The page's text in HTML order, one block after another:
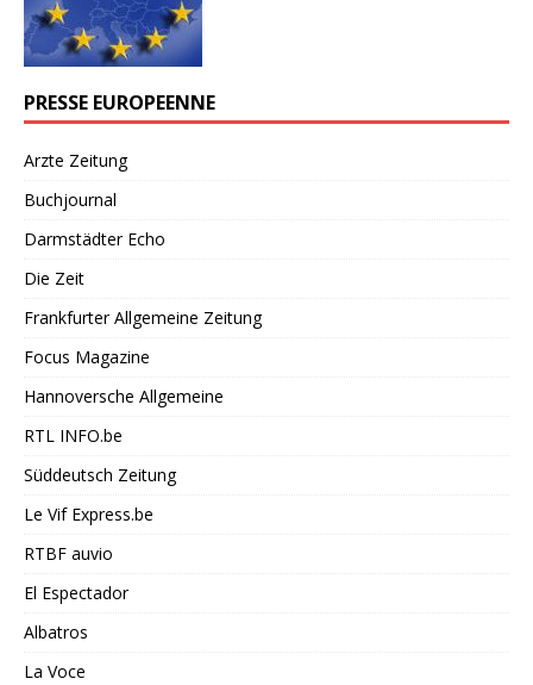
PRESSE EUROPEENNE
Arzte Zeitung
Buchjournal
Darmstädter Echo
Die Zeit
Frankfurter Allgemeine Zeitung
Focus Magazine
Hannoversche Allgemeine
RTL INFO.be
Süddeutsch Zeitung
Le Vif Express.be
RTBF auvio
El Espectador
Albatros
La Voce